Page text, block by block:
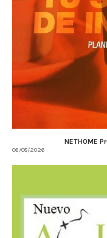
NETHOME
06/08/2026